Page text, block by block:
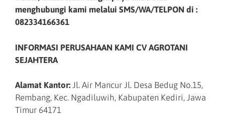
menghubungi kami melalui SMS/WA/TELPON di :
082334166361
INFORMASI PERUSAHAAN KAMI CV AGROTANI
SEJAHTERA
Alamat Kantor: Jl. Air Mancur Jl. Desa Bedug No.15,
Rembang, Kec. Ngadiluwih, Kabupaten Kediri, Jawa
Timur 64171